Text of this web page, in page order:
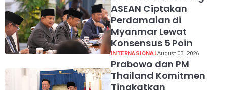
ASEAN Ciptakan
Perdamaian di
Myanmar Lewat
Konsensus 5 Poin
INTERNASIONALAugust 03, 2026
Prabowo dan PM
Thailand Komitmen
Tingkatkan